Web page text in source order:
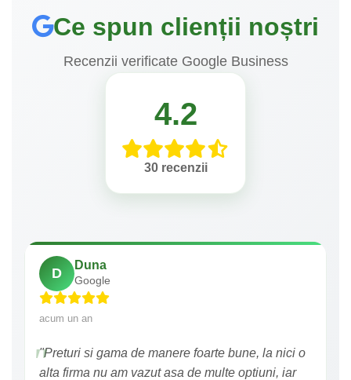
Ce spun clienții noștri
Recenzii verificate Google Business
4.2
30 recenzii
D
Duna
Google
acum un an
"Preturi si gama de manere foarte bune, la nici o
alta firma nu am vazut asa de multe optiuni, iar